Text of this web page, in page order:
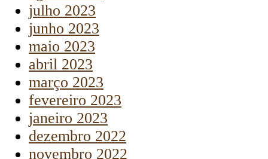
julho 2023
junho 2023
maio 2023
abril 2023
março 2023
fevereiro 2023
janeiro 2023
dezembro 2022
novembro 2022